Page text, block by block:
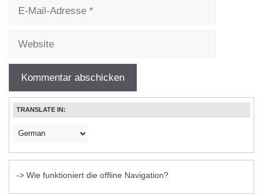
Mail-
TRANSLATE IN:
-> Wie funktioniert die offline Navigation?